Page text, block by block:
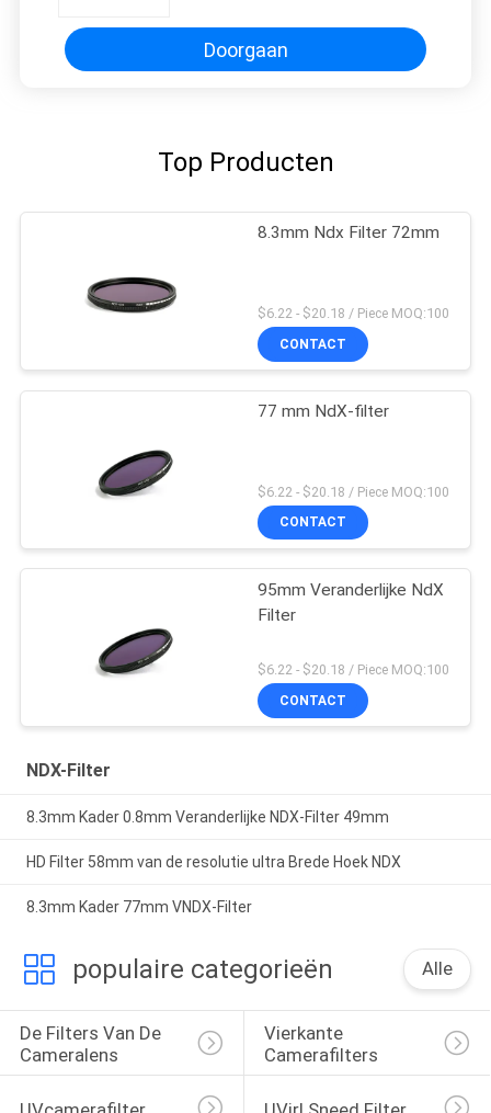
Doorgaan
Top Producten
8.3mm Ndx Filter 72mm
$6.22 - $20.18 / Piece MOQ:100
CONTACT
77 mm NdX-filter
$6.22 - $20.18 / Piece MOQ:100
CONTACT
95mm Veranderlijke NdX
Filter
$6.22 - $20.18 / Piece MOQ:100
CONTACT
NDX-Filter
8.3mm Kader 0.8mm Veranderlijke NDX-Filter 49mm
HD Filter 58mm van de resolutie ultra Brede Hoek NDX
8.3mm Kader 77mm VNDX-Filter
populaire categorieën Alle
De Filters Van De
Cameralens
Vierkante
Camerafilters